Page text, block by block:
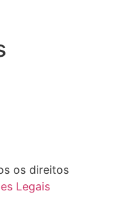
os direitos
Legais